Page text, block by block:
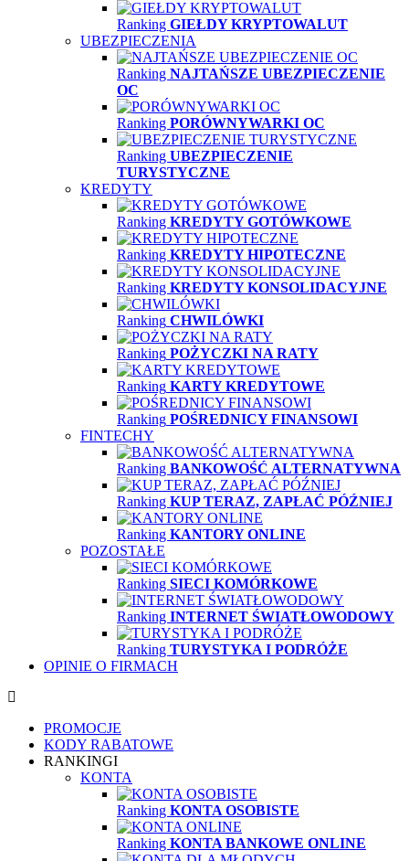
Ranking GIEŁDY KRYPTOWALUT
UBEZPIECZENIA
Ranking NAJTAŃSZE UBEZPIECZENIE
OC
Ranking PORÓWNYWARKI OC
Ranking UBEZPIECZENIE
TURYSTYCZNE
KREDYTY
Ranking KREDYTY GOTÓWKOWE
Ranking KREDYTY HIPOTECZNE
Ranking KREDYTY KONSOLIDACYJNE
Ranking CHWILÓWKI
Ranking POŻYCZKI NA RATY
Ranking KARTY KREDYTOWE
Ranking POŚREDNICY FINANSOWI
FINTECHY
Ranking BANKOWOŚĆ ALTERNATYWNA
Ranking KUP TERAZ, ZAPŁAĆ PÓŹNIEJ
Ranking KANTORY ONLINE
POZOSTAŁE
Ranking SIECI KOMÓRKOWE
Ranking INTERNET ŚWIATŁOWODOWY
Ranking TURYSTYKA I PODRÓŻE
OPINIE O FIRMACH
PROMOCJE
KODY RABATOWE
RANKINGI
KONTA
Ranking KONTA OSOBISTE
Ranking KONTA BANKOWE ONLINE